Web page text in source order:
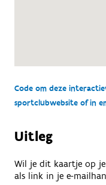
Code om deze
sportclubwebsite of in
Uitleg
Wil je dit kaartje op
als link in je e-